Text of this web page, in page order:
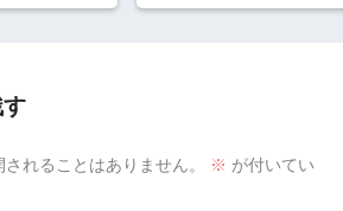
れることはありません。 ※ が付いてい